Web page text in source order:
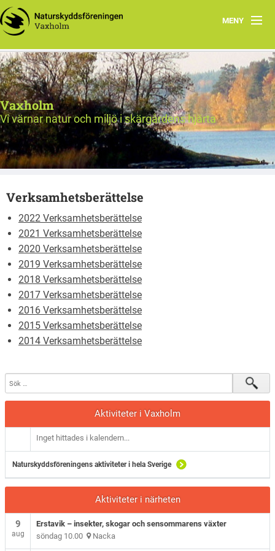
MENY
Välkommen!
Nyheter
Verksamhet
Natur & miljö
Om oss
Vaxholm
Vi värnar natur och miljö i skärgårdens hjärta
Verksamhetsberättelse
2022 Verksamhetsberättelse
2021 Verksamhetsberättelse
2020 Verksamhetsberättelse
2019 Verksamhetsberättelse
2018 Verksamhetsberättelse
2017 Verksamhetsberättelse
2016 Verksamhetsberättelse
2015 Verksamhetsberättelse
2014 Verksamhetsberättelse
Aktiviteter i Vaxholm
Inget hittades i kalendern...
Naturskyddsföreningens aktiviteter i hela Sverige
Aktiviteter i närheten
9
aug
Erstavik – insekter, skogar och sensommarens växter
söndag 10.00 Nacka